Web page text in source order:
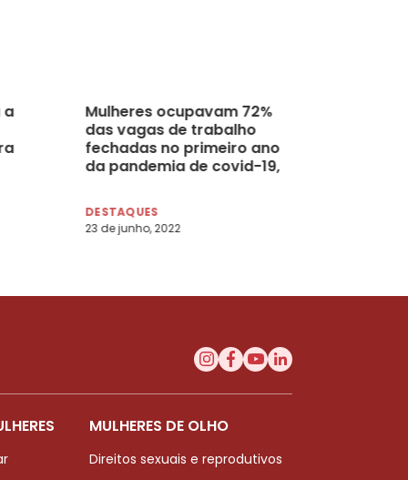
a
Mulheres ocupavam 72%
das vagas de trabalho
fechadas no primeiro ano
da pandemia de covid-19,
DESTAQUES
23 de junho, 2022
MULHERES DE OLHO
Direitos sexuais e reprodutivos